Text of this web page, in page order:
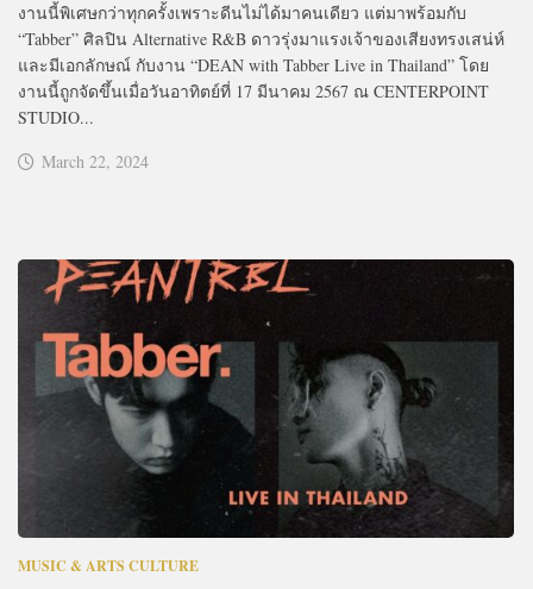
งานนี้พิเศษกว่าทุกครั้งเพราะดีนไม่ได้มาคนเดียว แต่มาพร้อมกับ
“Tabber” ศิลปิน Alternative R&B ดาวรุ่งมาแรงเจ้าของเสียงทรงเสน่ห์
และมีเอกลักษณ์ กับงาน “DEAN with Tabber Live in Thailand” โดย
งานนี้ถูกจัดขึ้นเมื่อวันอาทิตย์ที่ 17 มีนาคม 2567 ณ CENTERPOINT
STUDIO...
March 22, 2024
MUSIC & ARTS CULTURE